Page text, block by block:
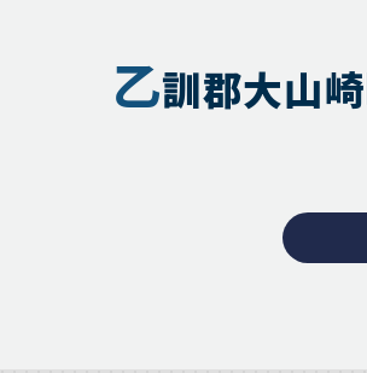
乙訓郡大山